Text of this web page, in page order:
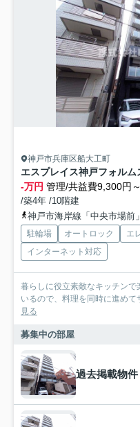
神戸市兵庫区船大工町
エスプレイス神戸フォルム
-万円 管理/共益費9,300円
/築4年 /10階建
神戸市海岸線「中央市場前
駐輪場 オートロック エ
インターネット対応
暮らしに役立素敵なキッチン
いるので、料理を同時に進めて
見る
募集中の部屋
過去掲載物件